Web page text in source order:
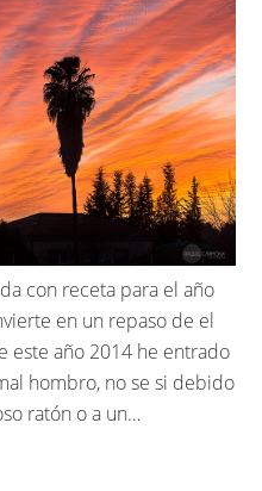
con receta para el año
en un repaso de el
este año 2014 he entrado
hombro, no se si debido
ratón o a un…